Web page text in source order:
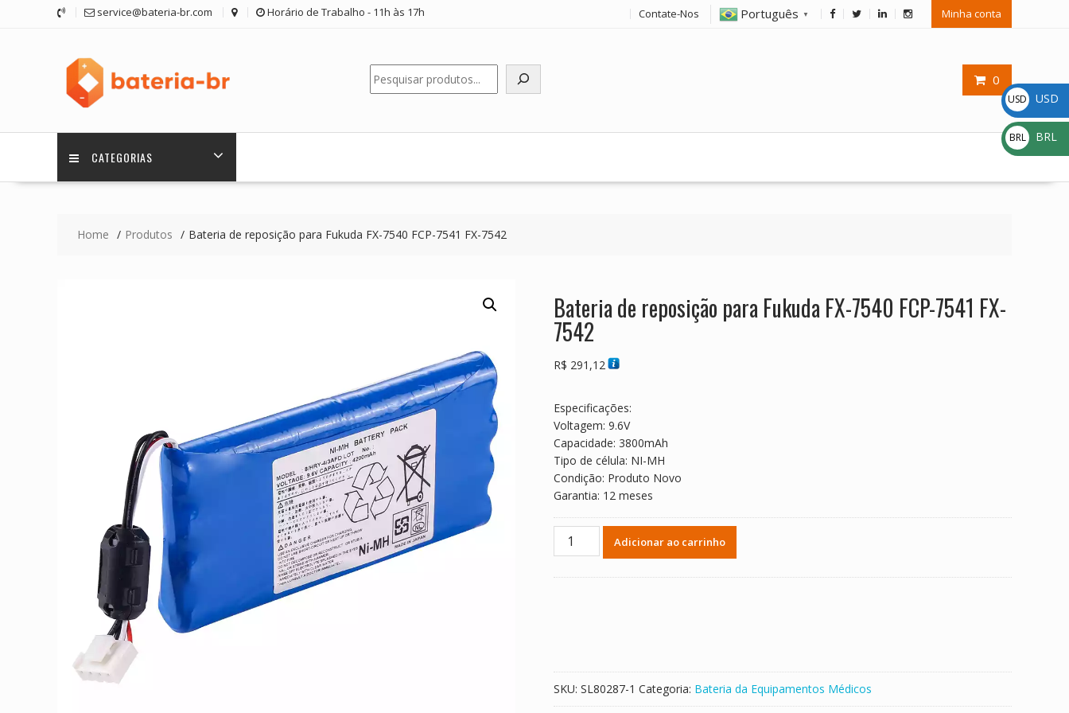
service@bateria-br.com Horário de Trabalho - 11h às 17h Contate-Nos Português ▼ Minha conta
0
Pesquisar
CATEGORIAS
Home Produtos Bateria de reposição para Fukuda FX-7540 FCP-7541 FX-7542
Bateria de reposição para Fukuda FX-7540 FCP-7541 FX-
7542
R$ 291,12
Especificações:
Voltagem: 9.6V
Capacidade: 3800mAh
Tipo de célula: NI-MH
Condição: Produto Novo
Garantia: 12 meses
Bateria
7541
FX-
7542
Adicionar ao carrinho
SKU: SL80287-1 Categoria: Bateria da Equipamentos Médicos
USD
$
USD
BRL
R$
BRL